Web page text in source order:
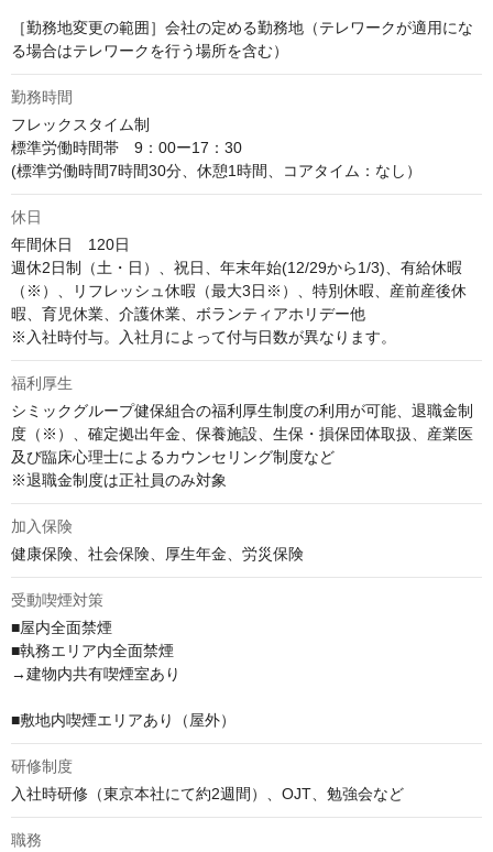
［勤務地変更の範囲］会社の定める勤務地（テレワークが適用にな
る場合はテレワークを行う場所を含む）
勤務時間
フレックスタイム制
標準労働時間帯　9：00ー17：30
(標準労働時間7時間30分、休憩1時間、コアタイム：なし）
休日
年間休日　120日
週休2日制（土・日）、祝日、年末年始(12/29から1/3)、有給休暇
（※）、リフレッシュ休暇（最大3日※）、特別休暇、産前産後休
暇、育児休業、介護休業、ボランティアホリデー他
※入社時付与。入社月によって付与日数が異なります。
福利厚生
シミックグループ健保組合の福利厚生制度の利用が可能、退職金制
度（※）、確定拠出年金、保養施設、生保・損保団体取扱、産業医
及び臨床心理士によるカウンセリング制度など
※退職金制度は正社員のみ対象
加入保険
健康保険、社会保険、厚生年金、労災保険
受動喫煙対策
■屋内全面禁煙
■執務エリア内全面禁煙
→建物内共有喫煙室あり
■敷地内喫煙エリアあり（屋外）
研修制度
入社時研修（東京本社にて約2週間）、OJT、勉強会など
職務